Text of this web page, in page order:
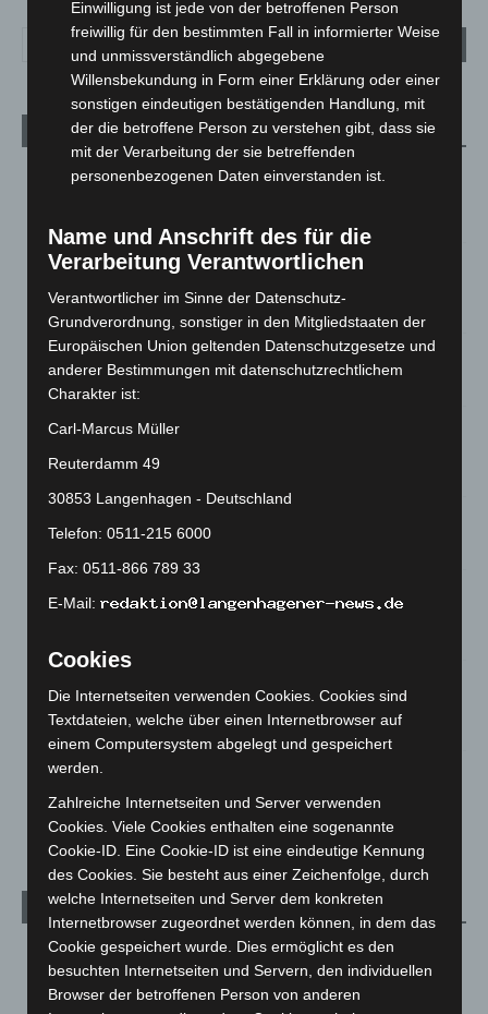
Aktuelle Beiträge
Region Hannover: 21 neue Notfallsanitäter starten beim
Mann läuft mit Hockeyschläger über A7 – Polizei sucht
Celle: Mensch stirbt bei Bagger-Unfall auf Baustelle
Gasleitung bei McDonald’s-Umbau in Langenhagen
5. August 2026
Großkontrolle
Maschpark
2. August 2026
Schwarz Digits und Zscaler starten souveräne Cloud-
Sicherheitsplattform für Europa
2. August 2026
Kategorien
Blaulicht
Corona-News
Einwilligung ist jede von der betroffenen Person
freiwillig für den bestimmten Fall in informierter Weise
und unmissverständlich abgegebene
Willensbekundung in Form einer Erklärung oder einer
sonstigen eindeutigen bestätigenden Handlung, mit
der die betroffene Person zu verstehen gibt, dass sie
mit der Verarbeitung der sie betreffenden
personenbezogenen Daten einverstanden ist.
Name und Anschrift des für die
Verarbeitung Verantwortlichen
Verantwortlicher im Sinne der Datenschutz-
Grundverordnung, sonstiger in den Mitgliedstaaten der
Europäischen Union geltenden Datenschutzgesetze und
anderer Bestimmungen mit datenschutzrechtlichem
Charakter ist:
Carl-Marcus Müller
Reuterdamm 49
30853 Langenhagen - Deutschland
Telefon: 0511-215 6000
Fax: 0511-866 789 33
E-Mail:
Cookies
Die Internetseiten verwenden Cookies. Cookies sind
Textdateien, welche über einen Internetbrowser auf
einem Computersystem abgelegt und gespeichert
werden.
Zahlreiche Internetseiten und Server verwenden
Cookies. Viele Cookies enthalten eine sogenannte
Cookie-ID. Eine Cookie-ID ist eine eindeutige Kennung
des Cookies. Sie besteht aus einer Zeichenfolge, durch
welche Internetseiten und Server dem konkreten
Internetbrowser zugeordnet werden können, in dem das
Cookie gespeichert wurde. Dies ermöglicht es den
besuchten Internetseiten und Servern, den individuellen
Browser der betroffenen Person von anderen